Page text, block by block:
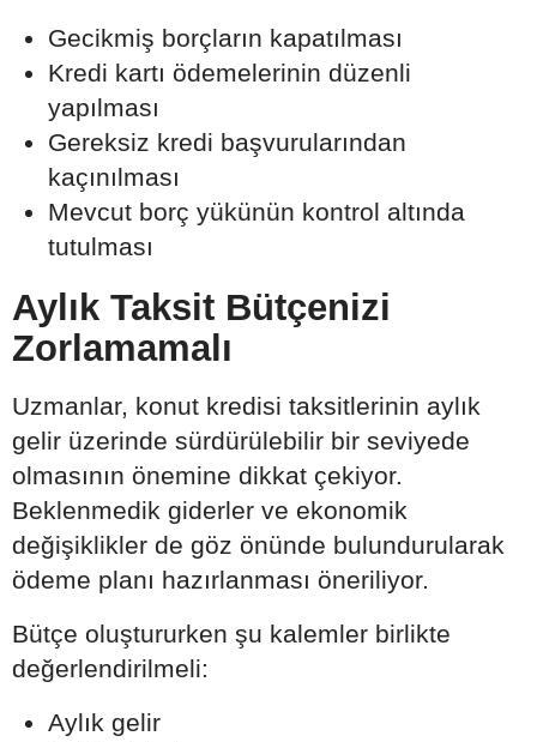
Gecikmiş borçların kapatılması
Kredi kartı ödemelerinin düzenli
yapılması
Gereksiz kredi başvurularından
kaçınılması
Mevcut borç yükünün kontrol altında
tutulması
Aylık Taksit Bütçenizi
Zorlamamalı
Uzmanlar, konut kredisi taksitlerinin aylık
gelir üzerinde sürdürülebilir bir seviyede
olmasının önemine dikkat çekiyor.
Beklenmedik giderler ve ekonomik
değişiklikler de göz önünde bulundurularak
ödeme planı hazırlanması öneriliyor.
Bütçe oluştururken şu kalemler birlikte
değerlendirilmeli:
Aylık gelir